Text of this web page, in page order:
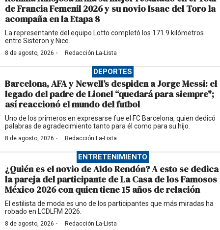
de Francia Femenil 2026 y su novio Isaac del Toro la
acompaña en la Etapa 8
La representante del equipo Lotto completó los 171.9 kilómetros
entre Sisteron y Nice.
8 de agosto, 2026 · Redacción La-Lista
DEPORTES
Barcelona, AFA y Newell’s despiden a Jorge Messi: el
legado del padre de Lionel “quedará para siempre";
así reaccionó el mundo del futbol
Uno de los primeros en expresarse fue el FC Barcelona, quien dedicó
palabras de agradecimiento tanto para él como para su hijo.
8 de agosto, 2026 · Redacción La-Lista
ENTRETENIMIENTO
¿Quién es el novio de Aldo Rendón? A esto se dedica
la pareja del participante de La Casa de los Famosos
México 2026 con quien tiene 15 años de relación
El estilista de moda es uno de los participantes que más miradas ha
robado en LCDLFM 2026.
8 de agosto, 2026 · Redacción La-Lista